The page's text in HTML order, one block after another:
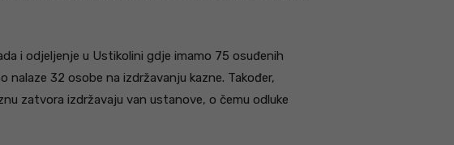
i odjeljenje u Ustikolini gdje imamo 75 osuđenih
32 osobe na izdržavanju kazne. Također,
zatvora izdržavaju van ustanove, o čemu odluke